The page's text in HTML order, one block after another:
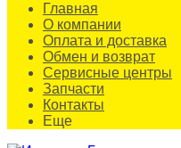
Главная
О компании
Оплата и доставка
Обмен и возврат
Сервисные центры
Запчасти
Контакты
Еще